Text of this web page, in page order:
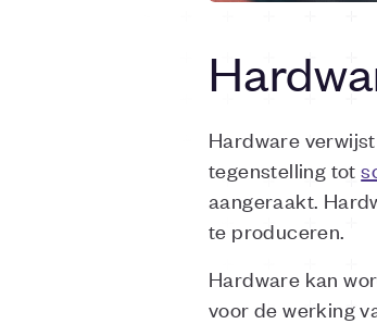
Hardware
tegenstelling tot
aangeraakt.
te produceren.
Hardware kan
voor de werking